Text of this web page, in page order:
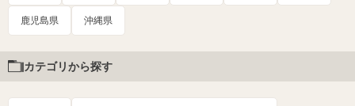
鹿児島県 沖縄県
カテゴリから探す